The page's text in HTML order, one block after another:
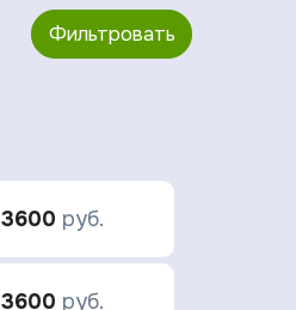
Фильтровать
3600 руб.
3600 руб.